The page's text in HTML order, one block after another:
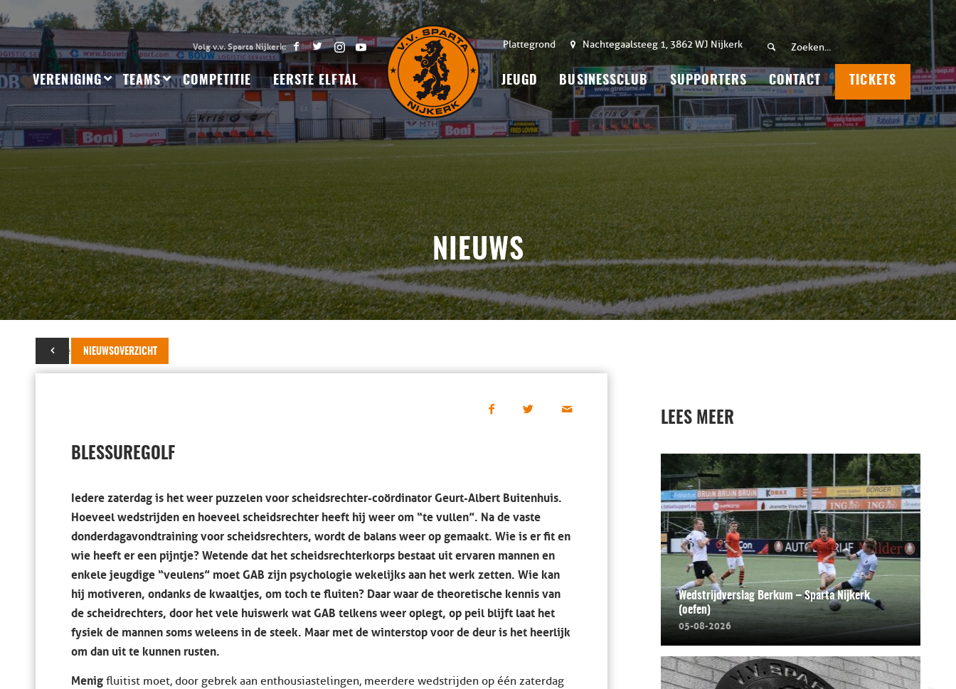
Plattegrond Nachtegaalsteeg 1, 3862 WJ Nijkerk
VERENIGING TEAMS COMPETITIE EERSTE ELFTAL JEUGD BUSINESSCLUB SUPPORTERS CONTACT TICKETS
NIEUWS
NIEUWSOVERZICHT
09 december 2019
BLESSUREGOLF
Iedere zaterdag is het weer puzzelen voor scheidsrechter-coördinator Geurt-Albert Buitenhuis.
Hoeveel wedstrijden en hoeveel scheidsrechter heeft hij weer om “te vullen”. Na de vaste
donderdagavondtraining voor scheidsrechters, wordt de balans weer op gemaakt. Wie is er fit en
wie heeft er een pijntje? Wetende dat het scheidsrechterkorps bestaat uit ervaren mannen en
enkele jeugdige “veulens” moet GAB zijn psychologie wekelijks aan het werk zetten. Wie kan
hij motiveren, ondanks de kwaaltjes, om toch te fluiten? Daar waar de theoretische kennis van
de scheidrechters, door het vele huiswerk wat GAB telkens weer oplegt, op peil blijft laat het
fysiek de mannen soms weleens in de steek. Maar met de winterstop voor de deur is het heerlijk
om dan uit te kunnen rusten.
Menig fluitist moet, door gebrek aan enthousiastelingen, meerdere wedstrijden op één zaterdag
LEES MEER
Wedstrijdverslag Berkum – Sparta Nijkerk
(oefen)
05-08-2026